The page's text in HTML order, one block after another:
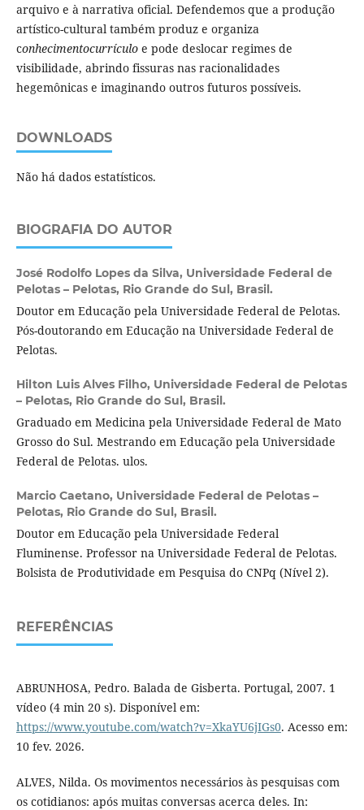
arquivo e à narrativa oficial. Defendemos que a produção
artístico-cultural também produz e organiza
conhecimentocurrículoe pode deslocar regimes de
visibilidade, abrindo fissuras nas racionalidades
hegemônicas e imaginando outros futuros possíveis.
DOWNLOADS
Não há dados estatísticos.
BIOGRAFIA DO AUTOR
José Rodolfo Lopes da Silva, Universidade Federal de
Pelotas – Pelotas, Rio Grande do Sul, Brasil.
Doutor em Educação pela Universidade Federal de Pelotas.
Pós-doutorando em Educação na Universidade Federal de
Pelotas.
Hilton Luis Alves Filho, Universidade Federal de Pelotas
– Pelotas, Rio Grande do Sul, Brasil.
Graduado em Medicina pela Universidade Federal de Mato
Grosso do Sul. Mestrando em Educação pela Universidade
Federal de Pelotas. ulos.
Marcio Caetano, Universidade Federal de Pelotas –
Pelotas, Rio Grande do Sul, Brasil.
Doutor em Educação pela Universidade Federal
Fluminense. Professor na Universidade Federal de Pelotas.
Bolsista de Produtividade em Pesquisa do CNPq (Nível 2).
REFERÊNCIAS
ABRUNHOSA, Pedro. Balada de Gisberta. Portugal, 2007. 1
vídeo (4 min 20 s). Disponível em:
https://www.youtube.com/watch?v=XkaYU6jIGs0. Acesso em:
10 fev. 2026.
ALVES, Nilda. Os movimentos necessários às pesquisas com
os cotidianos: após muitas conversas acerca deles. In: